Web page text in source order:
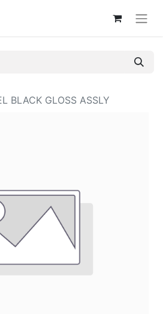
BLACK GLOSS ASSLY